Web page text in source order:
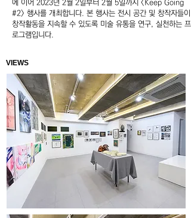
에 이어 2023년 2월 2일부터 2월 5일까지 <Keep Going
#2> 행사를 개최합니다. 본 행사는 전시 공간 및 창작자들이
창작활동을 지속할 수 있도록 미술 유통을 연구, 실천하는 프
로그램입니다.
VIEWS